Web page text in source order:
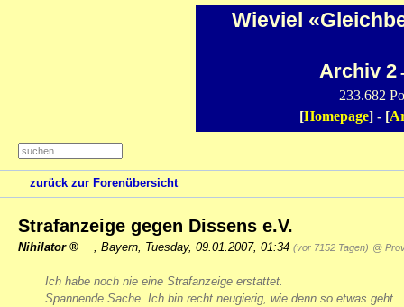
Wieviel
Archiv 2
233.682
[Homepage] - [
zurück zur Forenübersicht
Strafanzeige gegen Dissens e.V.
Nihilator Bayern Tuesday, 09.01.2007, 01:34 (vor 7152 Tagen) @
Ich habe noch nie eine Strafanzeige erstattet.
Spannende Sache. Ich bin recht neugierig, wie denn so etwas geht.